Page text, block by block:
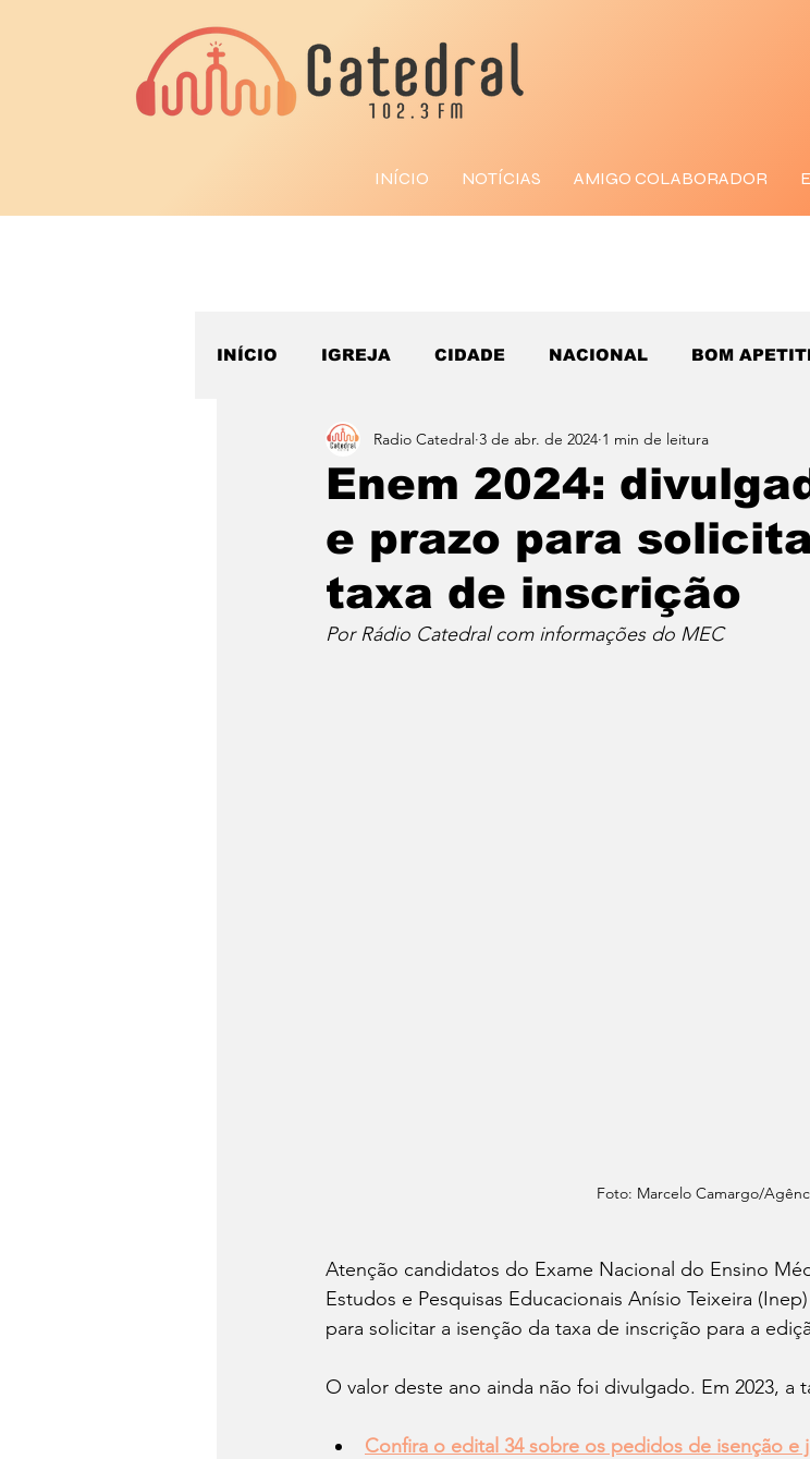
INÍCIO NOTÍCIAS AMIGO COLABORADOR
INÍCIO IGREJA CIDADE NACIONAL BOM
ESPORTE
Enem 2024:
e prazo para
taxa de inscrição
Radio Catedral 3 de abr. de 2024 1 min de leitura
Por Rádio Catedral com informações do MEC
Foto: Marcelo Camargo/
Atenção candidatos do Exame Nacional do Ensino
Estudos e Pesquisas Educacionais Anísio Teixeira
para solicitar a isenção da taxa de inscrição para a
O valor deste ano ainda não foi divulgado. Em 2023, a
Confira o edital 34 sobre os pedidos de isenção e